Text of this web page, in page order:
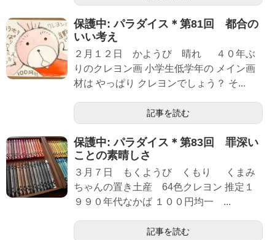
保護中: パラダイス＊第81回 都合の
いい考え
２月１２日 かようび 晴れ ４０年ぶ
りのクレヨン画 小学生低学年の メイン画
材は やっぱり クレヨンでしょう？ そ...
記事を読む
保護中: パラダイス＊第83回 罪深い
ことの素晴しさ
３月７日 もくようび くもり くまみ
ちゃんの置き土産 64色クレヨン 推定１
９９０年代なかば １００円均一 ...
記事を読む